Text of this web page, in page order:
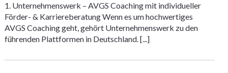
1. Unternehmenswerk – AVGS Coaching mit individueller
Förder- & Karriereberatung Wenn es um hochwertiges
AVGS Coaching geht, gehört Unternehmenswerk zu den
führenden Plattformen in Deutschland. [...]